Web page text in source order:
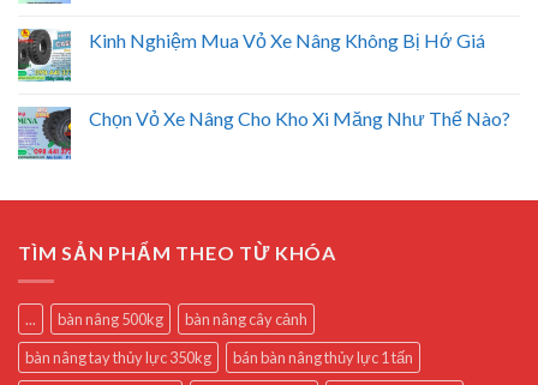
Kinh Nghiệm Mua Vỏ Xe Nâng Không Bị Hớ Giá
Chọn Vỏ Xe Nâng Cho Kho Xi Măng Như Thế Nào?
TÌM SẢN PHẨM THEO TỪ KHÓA
... bàn nâng 500kg
bàn nâng cây cảnh
bàn nâng tay thủy lực 350kg
bán bàn nâng thủy lực 1 tấn